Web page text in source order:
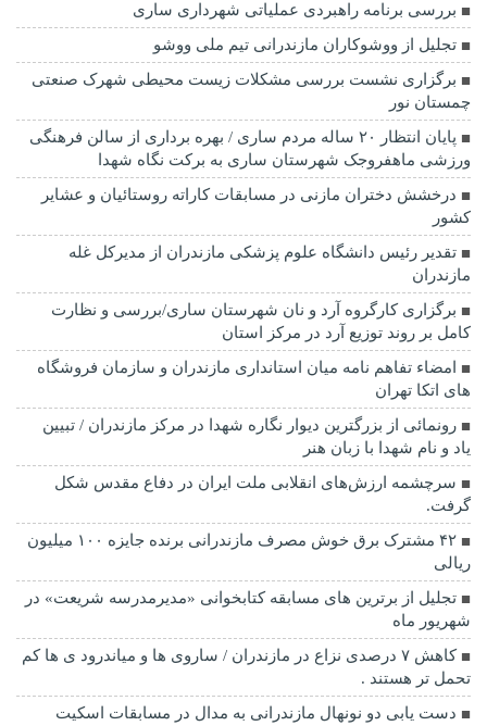
بررسی برنامه راهبردی عملیاتی شهرداری ساری
تجلیل از ووشوکاران مازندرانی تیم ملی ووشو
برگزاری نشست بررسی مشکلات زیست محیطی شهرک صنعتی
چمستان نور
پایان انتظار ۲۰ ساله مردم ساری / بهره برداری از سالن فرهنگی
ورزشی ماهفروجک شهرستان ساری به برکت نگاه شهدا
درخشش دختران مازنی در مسابقات کاراته روستائیان و عشایر
کشور
تقدیر رئیس دانشگاه علوم پزشکی مازندران از مدیرکل غله
مازندران
برگزاری کارگروه آرد و نان شهرستان ساری/بررسی و نظارت
کامل بر روند توزیع آرد در مرکز استان
امضاء تفاهم نامه میان استانداری مازندران و سازمان فروشگاه
های اتکا تهران
رونمائی از بزرگترین دیوار نگاره شهدا در مرکز مازندران / تبیین
یاد و نام شهدا با زبان هنر
سرچشمه ارزش‌های انقلابی ملت ایران در دفاع مقدس شکل
گرفت.
۴۲ مشترک برق خوش مصرف مازندرانی برنده جایزه ۱۰۰ میلیون
ریالی
تجلیل از برترین های مسابقه کتابخوانی «مدیرمدرسه شریعت» در
شهریور ماه
کاهش ۷ درصدی نزاع در مازندران / ساروی ها و میاندرود ی ها کم
تحمل تر هستند‌ .
دست یابی دو نونهال مازندرانی به مدال در مسابقات اسکیت